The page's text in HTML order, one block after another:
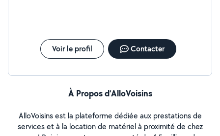
rapide dans le 49 Je me déplace pour devis gratuit, sans
engagement. À votre service pour un résultat
Voir le profil Contacter
À Propos d’AlloVoisins
AlloVoisins est la plateforme dédiée aux prestations de
services et à la location de matériel à proximité de chez